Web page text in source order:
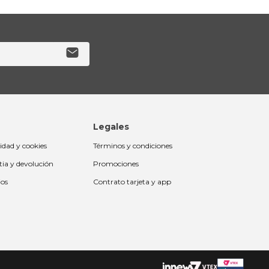
y cookies
y devolución
Legales
Términos y condiciones
Promociones
Contrato tarjeta y app